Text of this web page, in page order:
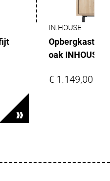
IN.HOUSE
Opbergkast
oak INHOUSE
€ 1.149,00